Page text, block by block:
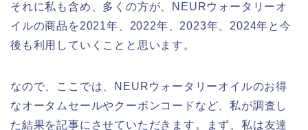
それに私も含め、多くの方が、NEURウォータリーオ
イルの商品を2021年、2022年、2023年、2024年と今
後も利用していくことと思います。
なので、ここでは、NEURウォータリーオイルのお得
なオータムセールやクーポンコードなど、私が調査し
た結果を記事にさせていただきます。まず、私は友達